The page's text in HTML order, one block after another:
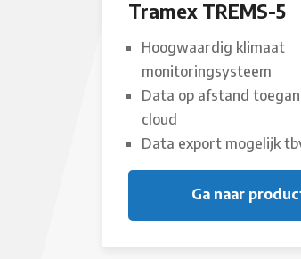
Tramex TREMS-5
Hoogwaardig klimaat
monitoringsysteem
Data op afstand
cloud
Data export mogelijk
Ga naar